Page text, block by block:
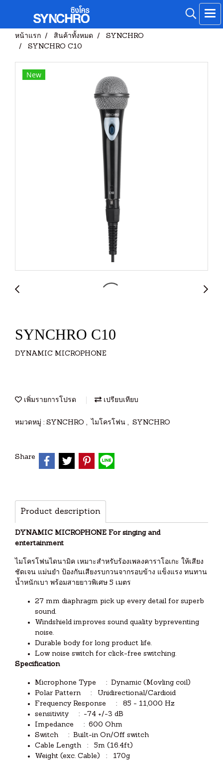
หน้าแรก สินค้าทั้งหมด
SYNCHRO
SYNCHRO C10
New
SYNCHRO C10
DYNAMIC MICROPHONE
เพิ่มรายการโปรด เปรียบเทียบ
หมวดหมู่ : SYNCHRO , ไมโครโฟน , SYNCHRO
Share
Product description
DYNAMIC MICROPHONE For singing and
entertainment
ไมโครโฟนไดนามิค เหมาะสำหรับร้องเพลงคาราโอเกะ ให้เสียง
ชัดเจน แม่นยำ ป้องกันเสียงรบกวนจากรอบข้าง แข็งแรง ทนทาน
น้ำหนักเบา พร้อมสายยาวพิเศษ 5 เมตร
27 mm diaphragm pick up every detail for superb
sound.
Windshield improves sound quality bypreventing
noise.
Durable body for long product life.
Low noise switch for click-free switching.
Specification
Microphone Type : Dynamic (Movling coil)
Polar Pattern : Unidirectional/Cardioid
Frequency Response : 85 - 11,000 Hz
sensitivity : -74 +/-3 dB
Impedance : 600 Ohm
Switch : Built-in On/Off switch
Cable Length : 5m (16.4ft)
Weight (exc. Cable) : 170g